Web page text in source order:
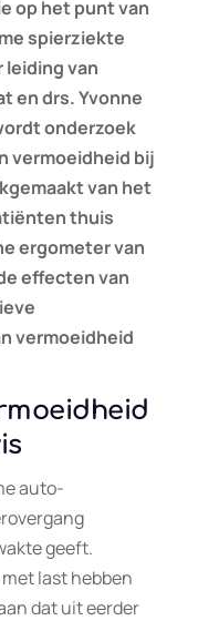
op het punt van
spierziekte
leiding van
en drs. Yvonne
onderzoek
vermoeidheid bij
van het
thuis
ergometer van
effecten van
vermoeidheid
auto-
geeft.
last hebben
dat uit eerder